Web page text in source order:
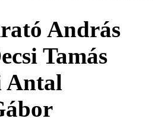
András
Tamás
Antal